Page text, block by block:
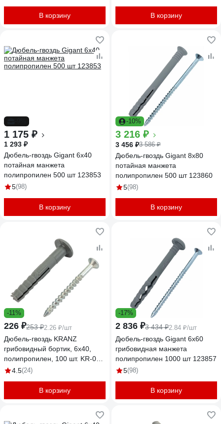
В корзину В корзину
1 175 ₽
1 293 ₽
Дюбель-гвоздь Gigant 6x40
потайная манжета
полипропилен 500 шт 123853
5(98)
В корзину
-10%
3 216 ₽
3 456 ₽3 586 ₽
Дюбель-гвоздь Gigant 8x80
потайная манжета
полипропилен 500 шт 123860
5(98)
В корзину
-11%
226 ₽253 ₽2.26 ₽/шт
Дюбель-гвоздь KRANZ
грибовидный бортик, 6x40,
полипропилен, 100 шт. KR-02-
3621-001
4.5(24)
В корзину
-17%
2 836 ₽3 434 ₽2.84 ₽/шт
Дюбель-гвоздь Gigant 6x60
грибовидная манжета
полипропилен 1000 шт 123857
5(98)
В корзину